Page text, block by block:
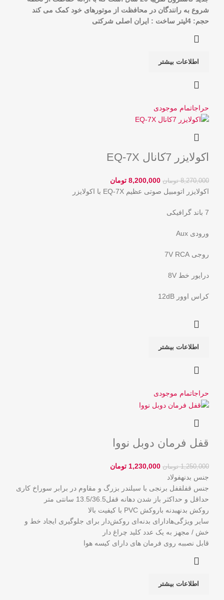
شروع به رانندگان در محافظت از موتورهای خود کمک می کند
حجم: 4لیتر
ساخت : ایران اصلی شرکتی
اطلاعات بیشتر
حراجاتمام موجودی
اکولایزر 7کانال EQ-7X
8,270,000 تومان 8,200,000 تومان
اکولایزر اتومبیل صوتی عظیم EQ-7X با اکولایزر
7 باند گرافیکی
ورودی Aux
روجی 7V RCA
درایور خط 8V
کراس اوور 12dB
اطلاعات بیشتر
حراجاتمام موجودی
قفل فرمان دوبل نووا
1,250,000 تومان 1,230,000 تومان
جنس بدنهفولاد
جنس قفلقفل برنجی با سیلندر بزرگ و مقاوم در برابر سوراخ کاری
حداقل و حداکثر باز شدن دهانه قفل13.5/36.5 سانتی متر
روکش بدنهبدنه باروکش PVC با کیفیت بالا
سایر ویژگی‌هادارای بدنه‌ای روکش‌دار برای جلوگیری ایجاد خط و
خش / مجهز به یک عدد کلید چراغ دار
قابل نصببه روی فرمان های دارای کیسه هوا
اطلاعات بیشتر